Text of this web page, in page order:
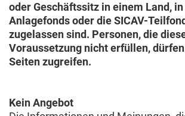
oder Geschäftssitz in einem Land,
Anlagefonds oder die SICAV-
zugelassen sind. Personen, die
Voraussetzung nicht erfüllen,
Seiten zugreifen.
Kein Angebot